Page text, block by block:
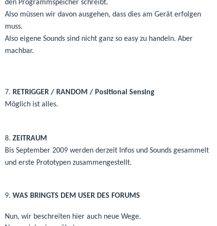
den Programmspeicher schreibt.
Also müssen wir davon ausgehen, dass dies am Gerät erfolgen
muss.
Also eigene Sounds sind nicht ganz so easy zu handeln. Aber
machbar.
7. RETRIGGER / RANDOM / Positional Sensing
Möglich ist alles.
8. ZEITRAUM
Bis September 2009 werden derzeit Infos und Sounds gesammelt
und erste Prototypen zusammengestellt.
9. WAS BRINGTS DEM USER DES FORUMS
Nun, wir beschreiten hier auch neue Wege.